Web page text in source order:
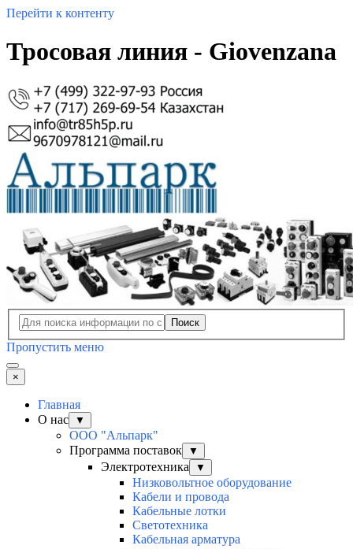
Перейти к контенту
Тросовая линия - Giovenzana
Поиск
Пропустить меню
×
Главная
О нас
▼
ООО "Альпарк"
Программа поставок
▼
Электротехника ▼
Низковольтное оборудование
Кабели и провода
Кабельные лотки
Светотехника
Кабельная арматура